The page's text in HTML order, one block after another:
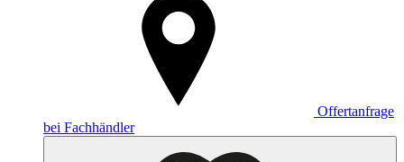
Offertanfrage
bei Fachhändler